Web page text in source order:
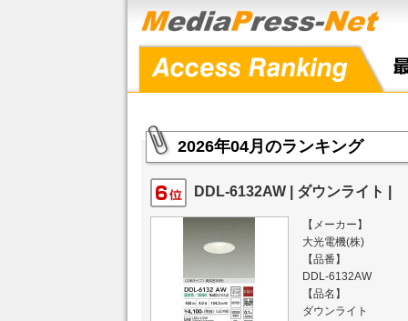
2026年04月のランキング
DDL-6132AW | ダウンライト |
【メーカー】
大光電機(株)
【品番】
DDL-6132AW
【品名】
ダウンライト